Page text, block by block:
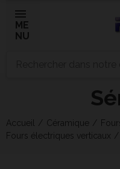
ME
NU
Accueil Céramique
Fours électriques verticaux
Bonjour ! Je suis
Comment puis-je